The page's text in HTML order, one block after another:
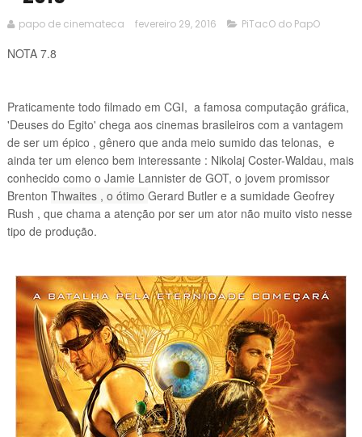
papo de cinemateca fevereiro 29, 2016 PiTacO do PapO
NOTA 7.8
Praticamente todo filmado em CGI, a famosa computação gráfica,
'Deuses do Egito' chega aos cinemas brasileiros com a vantagem
de ser um épico , gênero que anda meio sumido das telonas, e
ainda ter um elenco bem interessante : Nikolaj Coster-Waldau, mais
conhecido como o Jamie Lannister de GOT, o jovem promissor
Brenton Thwaites , o ótimo Gerard Butler e a sumidade Geofrey
Rush , que chama a atenção por ser um ator não muito visto nesse
tipo de produção.